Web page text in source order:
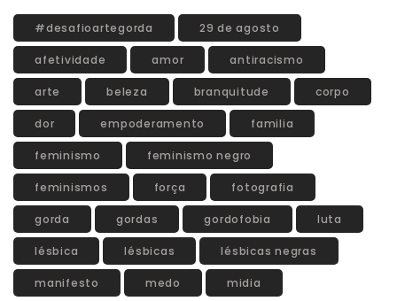
#desafioartegorda 29 de agosto
afetividade amor antiracismo
arte beleza branquitude corpo
dor empoderamento familia
feminismo feminismo negro
feminismos força fotografia
gorda gordas gordofobia luta
lésbica lésbicas lésbicas negras
manifesto medo midia